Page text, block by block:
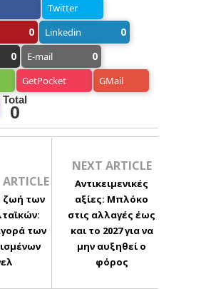
Twitter
0 Linkedin 0
0 E-mail 0
GetPocket GMail
Total
0
ARTICLE
ζωή των
των
NEXT ARTICLE
Αντικειμενικές
αξίες: Μπλόκο
στις αλλαγές έως
και το 2027 για να
μην αυξηθεί ο
φόρος